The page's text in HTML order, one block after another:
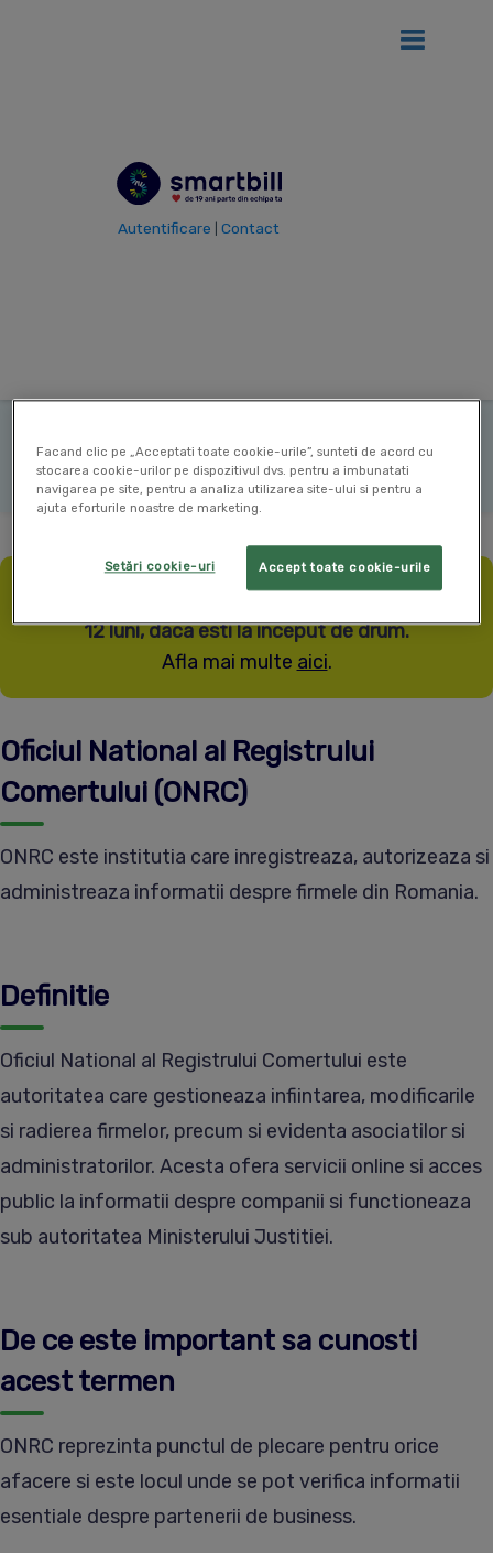
Autentificare |Contact
Vezi detalii
Delia Mircea
Ai firma noua? Primesti SmartBill gratuit timp de
12 luni, daca esti la inceput de drum.
Afla mai multe aici.
Oficiul National al Registrului
Comertului (ONRC)
ONRC este institutia care inregistreaza, autorizeaza si
administreaza informatii despre firmele din Romania.
Definitie
Oficiul National al Registrului Comertului este
autoritatea care gestioneaza infiintarea, modificarile
si radierea firmelor, precum si evidenta asociatilor si
administratorilor. Acesta ofera servicii online si acces
public la informatii despre companii si functioneaza
sub autoritatea Ministerului Justitiei.
De ce este important sa cunosti
acest termen
ONRC reprezinta punctul de plecare pentru orice
afacere si este locul unde se pot verifica informatii
esentiale despre partenerii de business.
Facand clic pe „Acceptati toate cookie-urile”, sunteti de acord cu
stocarea cookie-urilor pe dispozitivul dvs. pentru a imbunatati
navigarea pe site, pentru a analiza utilizarea site-ului si pentru a
ajuta eforturile noastre de marketing.
Accept toate cookie-urile
Setări cookie-uri